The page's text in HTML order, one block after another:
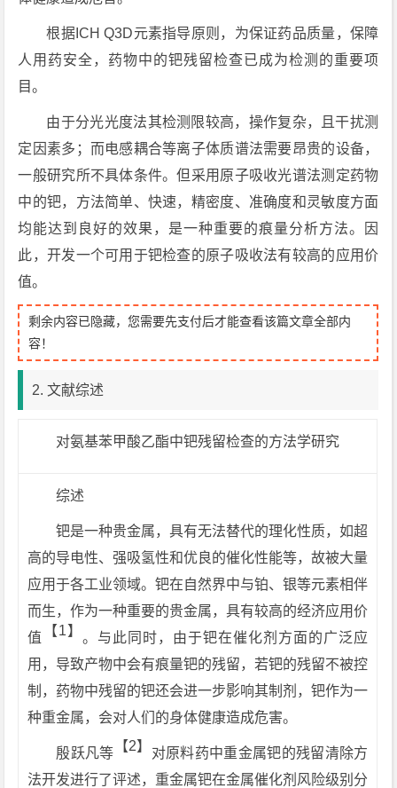
根据ICH Q3D元素指导原则，为保证药品质量，保障
人用药安全，药物中的钯残留检查已成为检测的重要项
目。
由于分光光度法其检测限较高，操作复杂，且干扰测
定因素多；而电感耦合等离子体质谱法需要昂贵的设备，
一般研究所不具体条件。但采用原子吸收光谱法测定药物
中的钯，方法简单、快速，精密度、准确度和灵敏度方面
均能达到良好的效果，是一种重要的痕量分析方法。因
此，开发一个可用于钯检查的原子吸收法有较高的应用价
值。
剩余内容已隐藏，您需要先支付后才能查看该篇文章全部内
容！
2. 文献综述
对氨基苯甲酸乙酯中钯残留检查的方法学研究
综述
钯是一种贵金属，具有无法替代的理化性质，如超
高的导电性、强吸氢性和优良的催化性能等，故被大量
应用于各工业领域。钯在自然界中与铂、银等元素相伴
而生，作为一种重要的贵金属，具有较高的经济应用价
值
【1】 。与此同时，由于钯在催化剂方面的广泛应
用，导致产物中会有痕量钯的残留，若钯的残留不被控
制，药物中残留的钯还会进一步影响其制剂，钯作为一
种重金属，会对人们的身体健康造成危害。
殷跃凡等 【2】 对原料药中重金属钯的残留清除方
法开发进行了评述，重金属钯在金属催化剂风险级别分